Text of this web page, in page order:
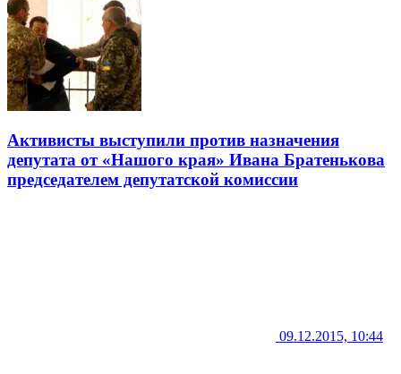
Активисты выступили против назначения
депутата от «Нашого края» Ивана Братенькова
председателем депутатской комиссии
09.12.2015, 10:44